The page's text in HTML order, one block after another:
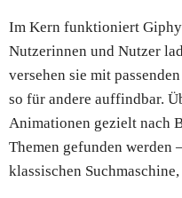
Im Kern funktioniert
Nutzerinnen und Nutzer
versehen sie mit
so für andere auffindbar.
Animationen gezielt nach
Themen gefunden werden
klassischen